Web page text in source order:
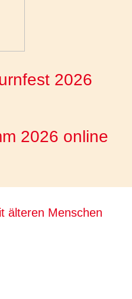
2026
2026 online
älteren Menschen